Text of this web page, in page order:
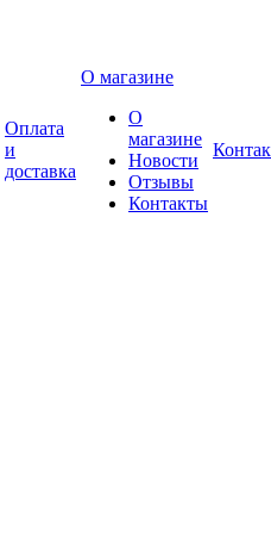
Оплата
и
доставка
О магазине
О
магазине
Новости
Отзывы
Контакты